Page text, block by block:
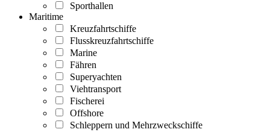
Sporthallen
Maritime
Kreuzfahrtschiffe
Flusskreuzfahrtschiffe
Marine
Fähren
Superyachten
Viehtransport
Fischerei
Offshore
Schleppern und Mehrzweckschiffe